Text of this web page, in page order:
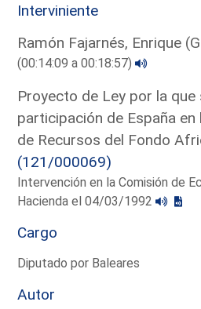
Interviniente
Ramón Fajarnés, Enrique
(00:14:09 a 00:18:57)
Proyecto de Ley por la que
participación de España en
de Recursos del Fondo
(121/000069)
Intervención en la Comisión de
Hacienda el 04/03/1992
Cargo
Diputado por Baleares
Autor